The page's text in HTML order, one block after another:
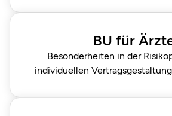
BU für
Besonderheiten in der
individuellen